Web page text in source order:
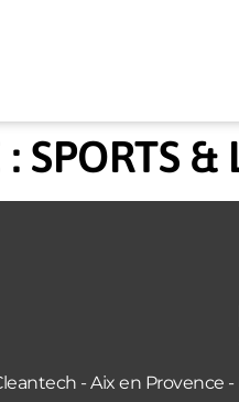
: SPORTS &
- Aix en Provence -